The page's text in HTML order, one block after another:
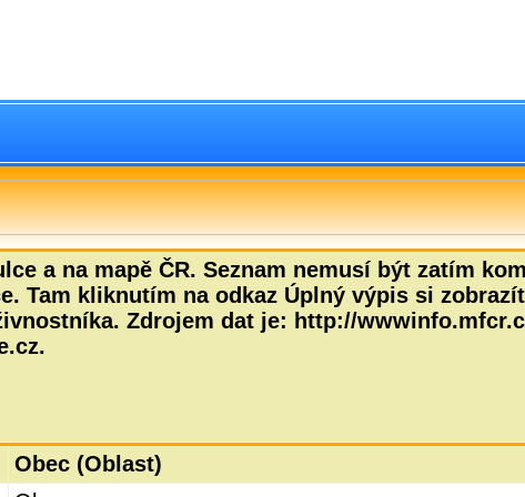
a na mapě ČR. Seznam nemusí být zatím
Tam kliknutím na odkaz Úplný výpis si
Zdrojem dat je: http://
Obec (Oblast)